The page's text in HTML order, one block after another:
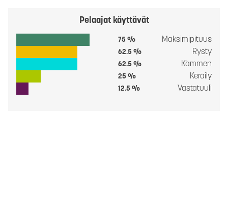
Pelaajat käyttävät
75 % Maksimipituus
62.5 % Rysty
62.5 % Kämmen
25 % Keräily
12.5 % Vastatuuli